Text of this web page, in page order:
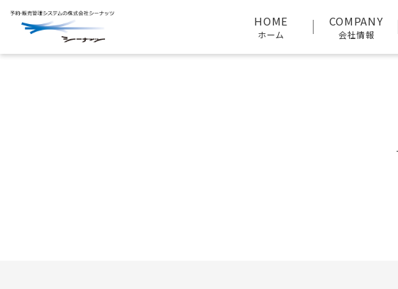
HOME
ホーム
COMPANY
会社情報
HOME